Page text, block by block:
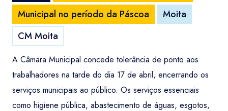
Municipal no período da Páscoa
Moita
CM Moita
A Câmara Municipal concede tolerância de ponto aos
trabalhadores na tarde do dia 17 de abril, encerrando os
serviços municipais ao público. Os serviços essenciais
como higiene pública, abastecimento de águas, esgotos,